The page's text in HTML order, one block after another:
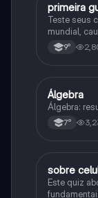
História
primeira
Teste seus
mundial,
primeira
9°
Matematica
Álgebra
Álgebra:
7°
Biologia
sobre
Este quiz